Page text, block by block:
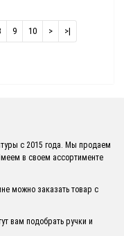
9 10 > >|
с 2015 года. Мы продаем
в своем ассортименте
можно заказать товар с
вам подобрать ручки и